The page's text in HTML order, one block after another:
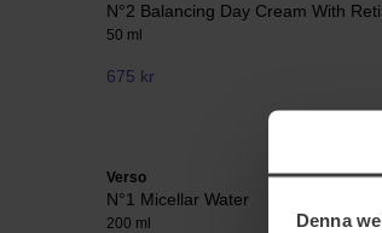
Denna
N°2 Balancing Day Cream With
50 ml
675 kr
Verso
N°1 Micellar Water
200 ml